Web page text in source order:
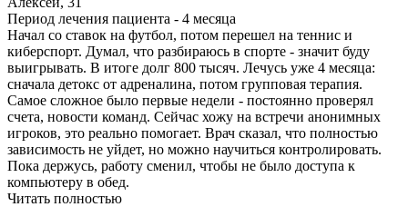
Период лечения пациента - 4 месяца
Начал со ставок на футбол, потом перешел на теннис и
киберспорт. Думал, что разбираюсь в спорте - значит буду
выигрывать. В итоге долг 800 тысяч. Лечусь уже 4 месяца:
сначала детокс от адреналина, потом групповая терапия.
Самое сложное было первые недели - постоянно проверял
счета, новости команд. Сейчас хожу на встречи анонимных
игроков, это реально помогает. Врач сказал, что полностью
зависимость не уйдет, но можно научиться контролировать.
Пока держусь, работу сменил, чтобы не было доступа к
компьютеру в обед.
Читать полностью